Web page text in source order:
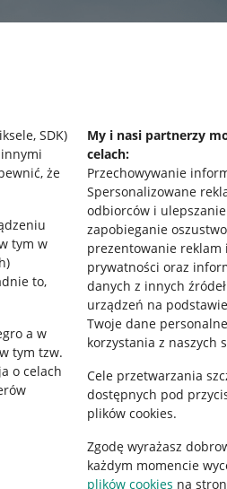
SDK)
że
tym w
to,
a w
tym tzw.
o celach
My i nasi partnerzy
celach:
Przechowywanie
Spersonalizowane
odbiorców i ulepszanie
zapobieganie
prezentowanie reklam
prywatności oraz
danych z innych źródeł
urządzeń na
Twoje dane
korzystania z naszych
Cele przetwarzania
dostępnych pod
plików cookies.
Zgodę wyrażasz
każdym momencie
plików cookies na
plików "cookies"
plików "cookies"
lokalizacji
dla Aktu o Usługach Cyfrowych